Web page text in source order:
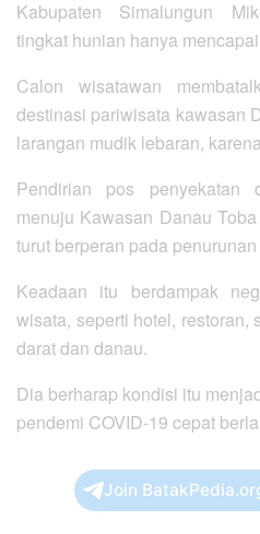
Kabupaten Simalungun
tingkat hunian hanya
Calon wisatawan
destinasi pariwisata kawasan
larangan mudik lebaran,
Pendirian pos penyekatan
menuju Kawasan Danau
turut berperan pada
Keadaan itu berdampak
wisata, seperti hotel, restoran,
darat dan danau.
Dia berharap kondisi itu
pendemi COVID-19 cepat
Join